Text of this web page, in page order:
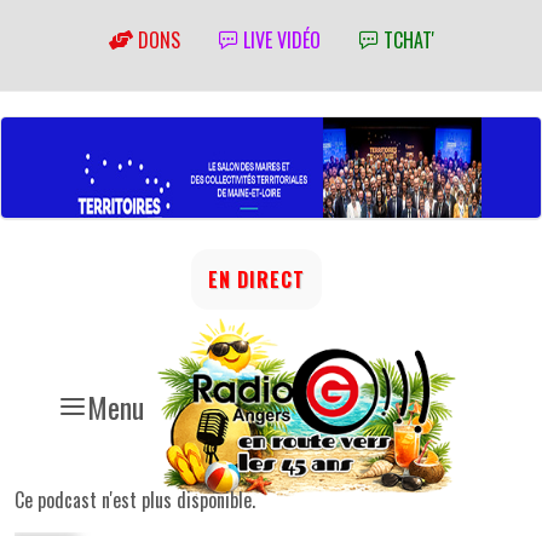
DONS LIVE VIDÉO TCHAT'
Menu
EN DIRECT
Ce podcast n'est plus disponible.